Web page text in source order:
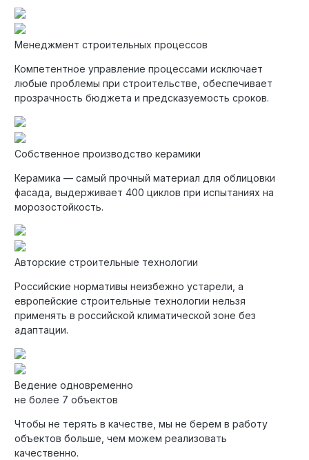
Менеджмент строительных процессов
Компетентное управление процессами исключает
любые проблемы при строительстве, обеспечивает
прозрачность бюджета и предсказуемость сроков.
Собственное производство керамики
Керамика — самый прочный материал для облицовки
фасада, выдерживает 400 циклов при испытаниях на
морозостойкость.
Авторские строительные технологии
Российские нормативы неизбежно устарели, а
европейские строительные технологии нельзя
применять в российской климатической зоне без
адаптации.
Ведение одновременно
не более 7 объектов
Чтобы не терять в качестве, мы не берем в работу
объектов больше, чем можем реализовать
качественно.